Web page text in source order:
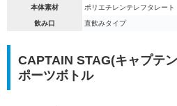
本体素材 ポリエチレンテレフタレート
飲み口 直飲みタイプ
CAPTAIN STAG(キャプテ
ポーツボトル